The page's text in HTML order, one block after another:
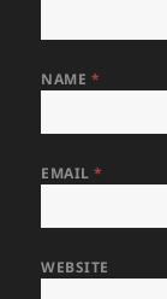
NAME *
EMAIL*
WEBSITE